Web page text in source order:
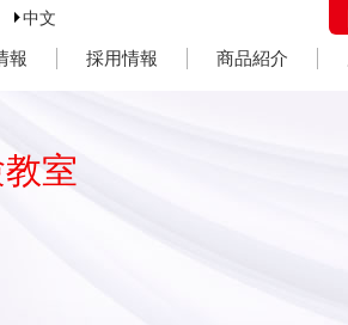
中文
報 採用情報 商品紹介
室